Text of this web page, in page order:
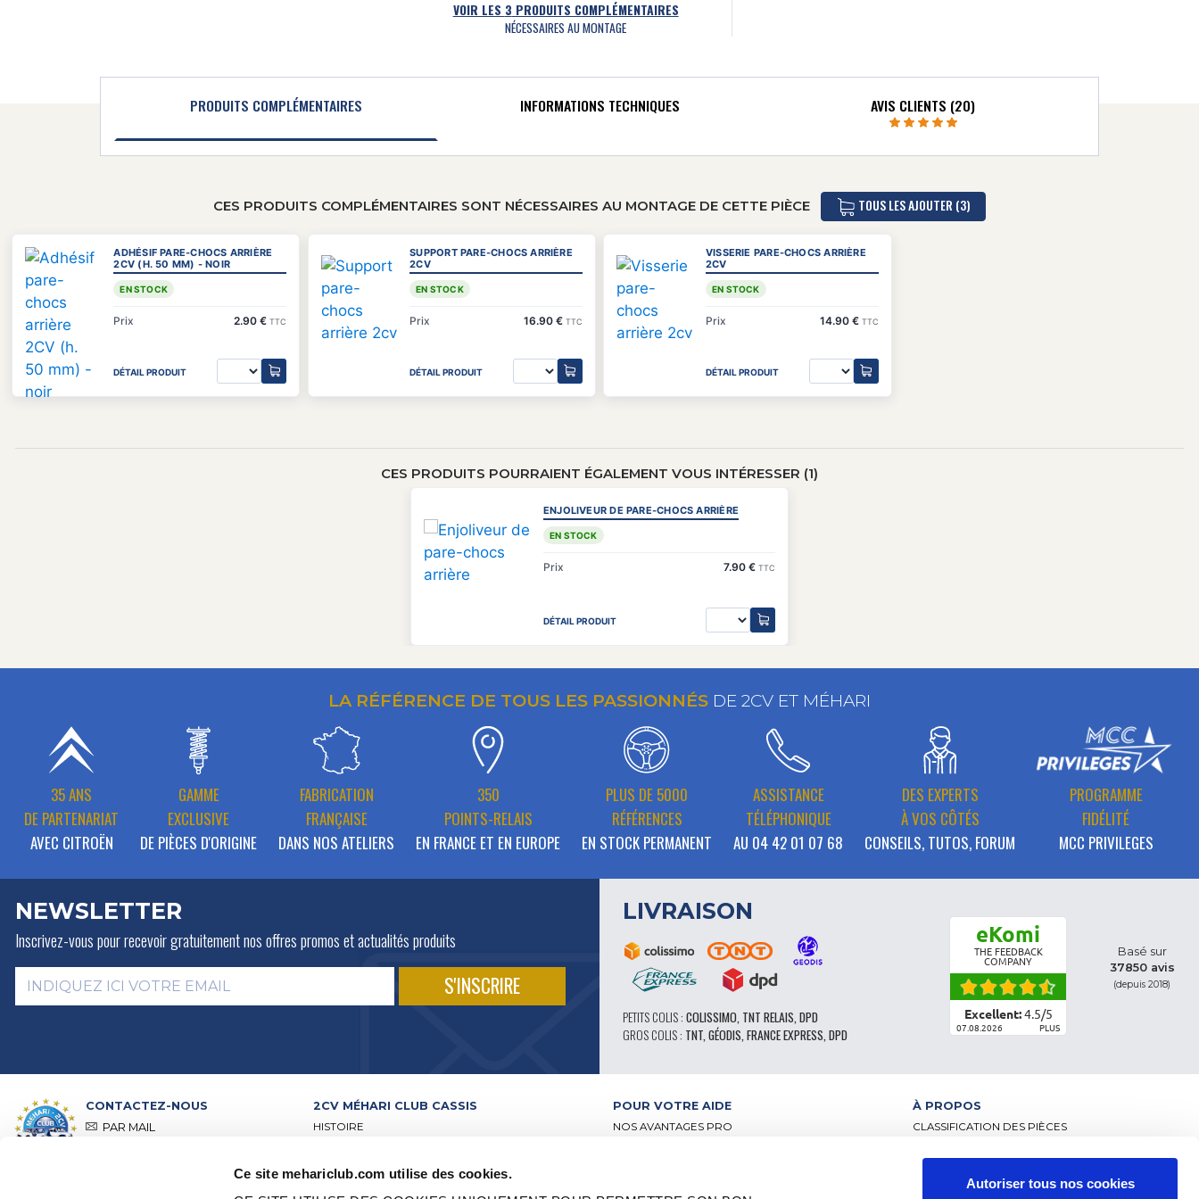
Ce site mehariclub.com utilise des cookies.
Autoriser tous nos cookies
VOIR LES 3 PRODUITS COMPLÉMENTAIRES
NÉCESSAIRES AU MONTAGE
PRODUITS COMPLÉMENTAIRES INFORMATIONS TECHNIQUES AVIS CLIENTS (20)
CES PRODUITS COMPLÉMENTAIRES SONT NÉCESSAIRES AU MONTAGE DE CETTE PIÈCE TOUS LES AJOUTER (3)
ADHÉSIF PARE-CHOCS ARRIÈRE
2CV (H. 50 MM) - NOIR
EN STOCK
Prix 2.90 € TTC
DÉTAIL PRODUIT
SUPPORT PARE-CHOCS ARRIÈRE
2CV
EN STOCK
Prix 16.90 € TTC
DÉTAIL PRODUIT
VISSERIE PARE-CHOCS ARRIÈRE
2CV
EN STOCK
Prix 14.90 € TTC
DÉTAIL PRODUIT
CES PRODUITS POURRAIENT ÉGALEMENT VOUS INTÉRESSER (1)
ENJOLIVEUR DE PARE-CHOCS ARRIÈRE
EN STOCK
Prix 7.90 € TTC
DÉTAIL PRODUIT
LA RÉFÉRENCE DE TOUS LES PASSIONNÉS DE 2CV ET MÉHARI
35 ANS
DE PARTENARIAT
AVEC CITROËN
GAMME
EXCLUSIVE
DE PIÈCES D'ORIGINE
FABRICATION
FRANÇAISE
DANS NOS ATELIERS
350
POINTS-RELAIS
EN FRANCE ET EN EUROPE
PLUS DE 5000
RÉFÉRENCES
EN STOCK PERMANENT
ASSISTANCE
TÉLÉPHONIQUE
AU 04 42 01 07 68
DES EXPERTS
À VOS CÔTÉS
CONSEILS, TUTOS, FORUM
PROGRAMME
FIDÉLITÉ
MCC PRIVILEGES
NEWSLETTER
Inscrivez-vous pour recevoir gratuitementnos offres promos et actualités produits
LIVRAISON
PETITS COLIS : COLISSIMO, TNT RELAIS, DPD
GROS COLIS : TNT, GÉODIS, FRANCE EXPRESS, DPD
eKomi
THE FEEDBACK
COMPANY
Excellent:4.5/5
07.08.2026 PLUS
Basé sur
37850 avis
(depuis 2018)
CONTACTEZ-NOUS
PAR MAIL
09h00 –
2CV MÉHARI CLUB CASSIS
HISTOIRE
VISITE DE NOS ATELIERS
RÉSEAU DISTRIBUTEURS
POUR VOTRE AIDE
NOS AVANTAGES PRO
PIÈCES 602 – HAUTE PERFORMANCE
À PROPOS
CLASSIFICATION DES PIÈCES
CGV – CLIENTS PROFESSIONNELS
MENTIONS LÉGALES